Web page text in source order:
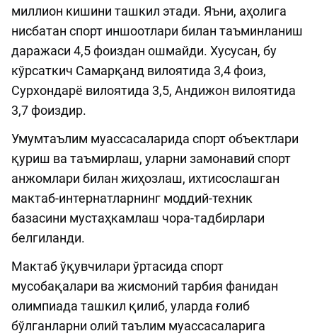
миллион кишини ташкил этади. Яъни, аҳолига
нисбатан спорт иншоотлари билан таъминланиш
даражаси 4,5 фоиздан ошмайди. Хусусан, бу
кўрсаткич Самарқанд вилоятида 3,4 фоиз,
Сурхондарё вилоятида 3,5, Андижон вилоятида
3,7 фоиздир.
Умумтаълим муассасаларида спорт объектлари
қуриш ва таъмирлаш, уларни замонавий спорт
анжомлари билан жиҳозлаш, ихтисослашган
мактаб-интернатларнинг моддий-техник
базасини мустаҳкамлаш чора-тадбирлари
белгиланди.
Мактаб ўқувчилари ўртасида спорт
мусобақалари ва жисмоний тарбия фанидан
олимпиада ташкил қилиб, уларда ғолиб
бўлганларни олий таълим муассасаларига